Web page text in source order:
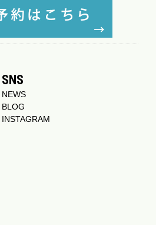
SNS
NEWS
BLOG
INSTAGRAM